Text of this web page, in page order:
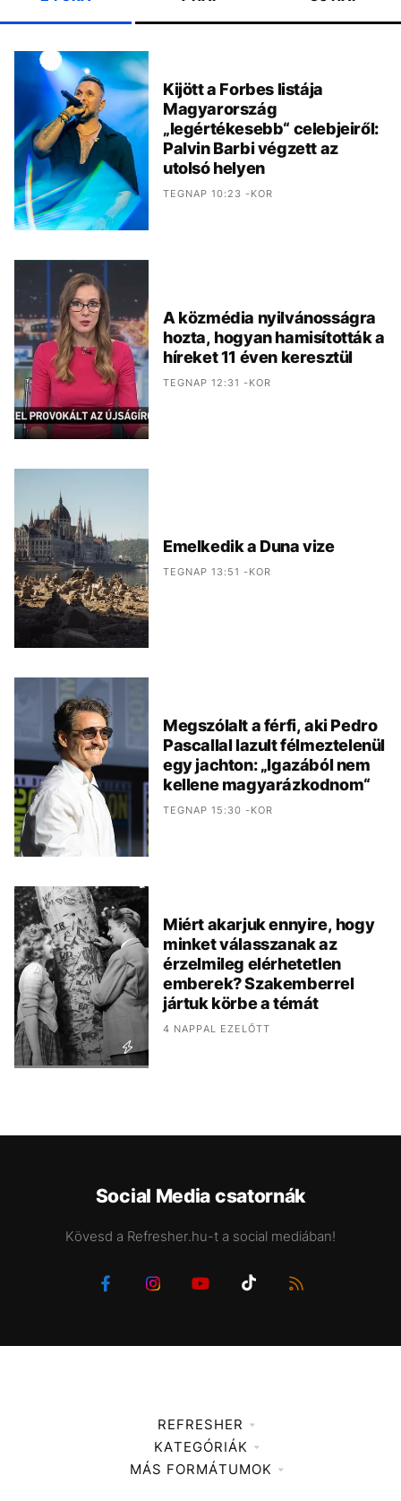
Kijött a Forbes listája
Magyarország
„legértékesebb“ celebjeiről:
Palvin Barbi végzett az
utolsó helyen
TEGNAP 10:23 -KOR
A közmédia nyilvánosságra
hozta, hogyan hamisították a
híreket 11 éven keresztül
TEGNAP 12:31 -KOR
Emelkedik a Duna vize
TEGNAP 13:51 -KOR
Megszólalt a férfi, aki Pedro
Pascallal lazult félmeztelenül
egy jachton: „Igazából nem
kellene magyarázkodnom“
TEGNAP 15:30 -KOR
Miért akarjuk ennyire, hogy
minket válasszanak az
érzelmileg elérhetetlen
emberek? Szakemberrel
jártuk körbe a témát
4 NAPPAL EZELŐTT
Social Media csatornák
Kövesd a Refresher.hu-t a social mediában!
REFRESHER
Médiaajánlat
KATEGÓRIÁK
Zene
MÁS FORMÁTUMOK